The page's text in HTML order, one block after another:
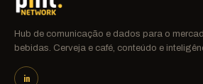
Hub de comunicação e dados para o
bebidas. Cerveja e café, conteúdo e
in